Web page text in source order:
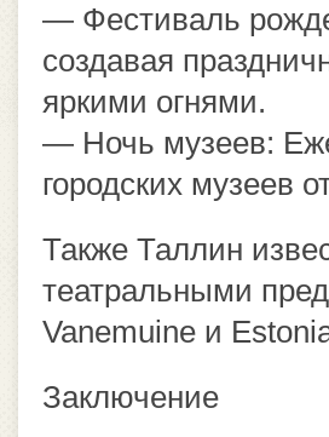
— Фестиваль
создавая
яркими огнями.
— Ночь музеев:
городских музеев
Также Таллин
театральными
Vanemuine и
Заключение